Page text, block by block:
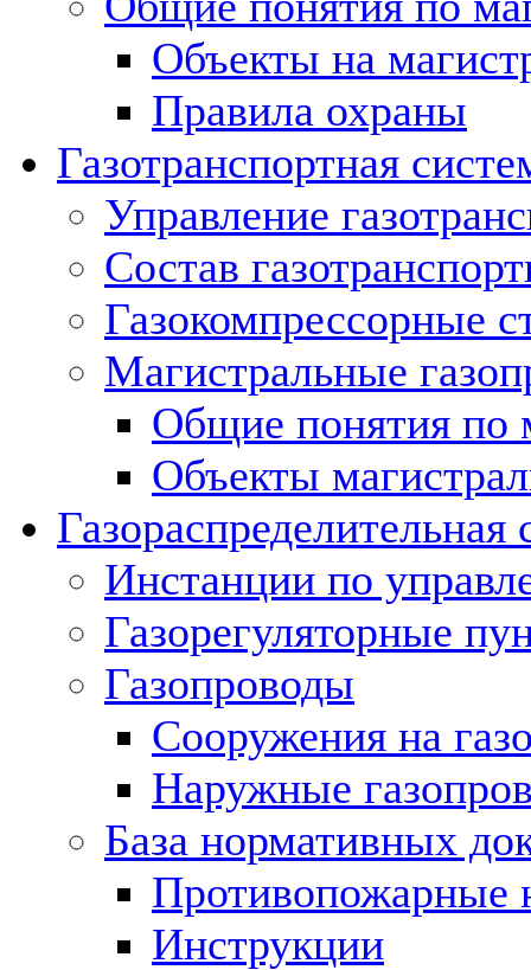
Объекты на
Правила охраны
Газотранспортная
Управление
Состав
Газокомпрессорные
Магистральные
Общие понятия по
Объекты
Газораспределительная
Инстанции по
Газорегуляторные
Газопроводы
Сооружения на
Наружные
База нормативных
Противопожарные
Инструкции